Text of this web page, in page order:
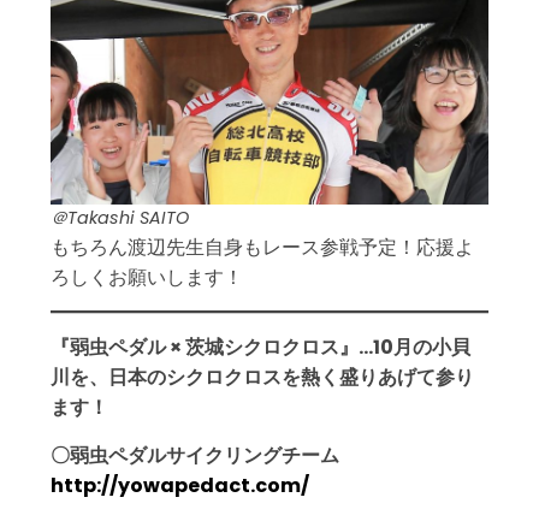
＠Takashi SAITO
もちろん渡辺先生自身もレース参戦予定！応援よ
ろしくお願いします！
『弱虫ペダル × 茨城シクロクロス』…10月の小貝
川を、日本のシクロクロスを熱く盛りあげて参り
ます！
〇弱虫ペダルサイクリングチーム
http://yowapedact.com/